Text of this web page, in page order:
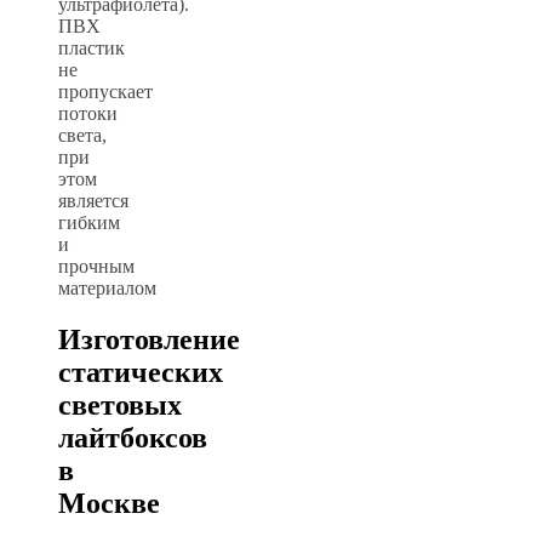
ПВХ
пластик
не
пропускает
потоки
света,
при
этом
является
гибким
и
прочным
материалом
Изготовление
статических
световых
лайтбоксов
в
Москве